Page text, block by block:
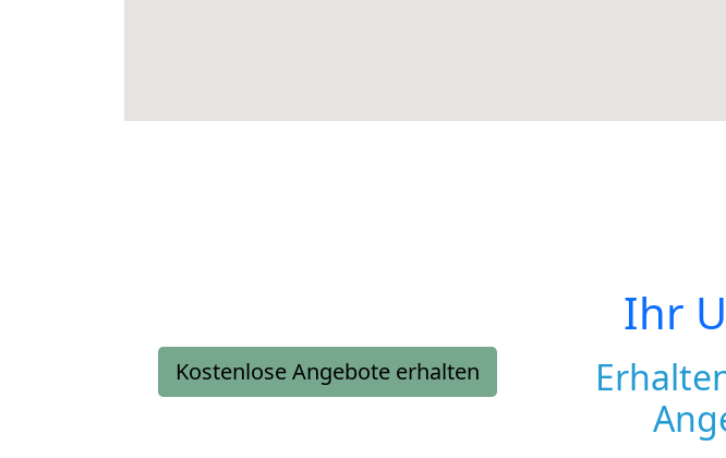
Kostenlose Angebote erhalten
Ihr